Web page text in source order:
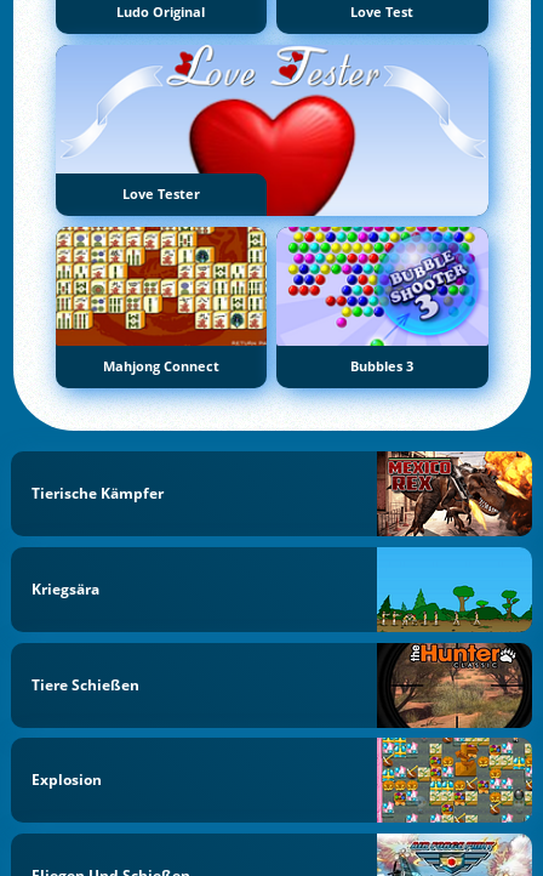
Ludo Original Love Test
Love Tester
Mahjong Connect Bubbles 3
Tierische Kämpfer
Kriegsära
Tiere Schießen
Explosion